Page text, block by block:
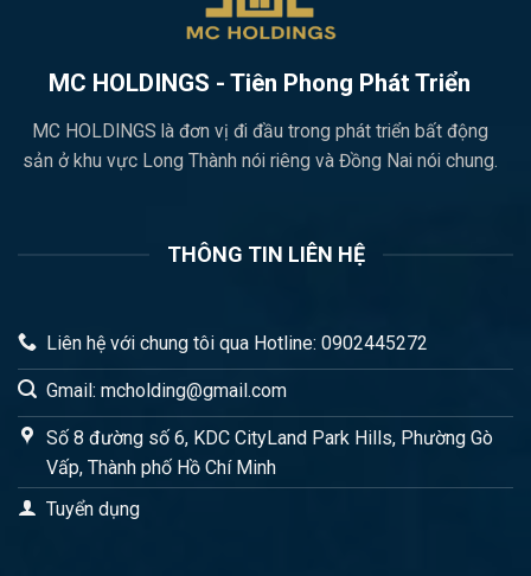
MC HOLDINGS - Tiên Phong Phát Triển
MC HOLDINGS là đơn vị đi đầu trong phát triển bất động
sản ở khu vực Long Thành nói riêng và Đồng Nai nói chung.
THÔNG TIN LIÊN HỆ
Liên hệ với chung tôi qua Hotline: 0902445272
Gmail: mcholding@gmail.com
Số 8 đường số 6, KDC CityLand Park Hills, Phường Gò
Vấp, Thành phố Hồ Chí Minh
Tuyển dụng